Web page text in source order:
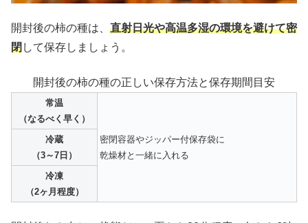
開封後の柿の種は、 直射日光や高温多湿の環境を避けて密
閉して保存しましょう。
開封後の柿の種の正しい保存方法と保存期間目安
常温
（なるべく早く）
密閉容器やジッパー付保存袋に
乾燥材と一緒に入れる
冷蔵
（3～7日）
冷凍
（2ヶ月程度）